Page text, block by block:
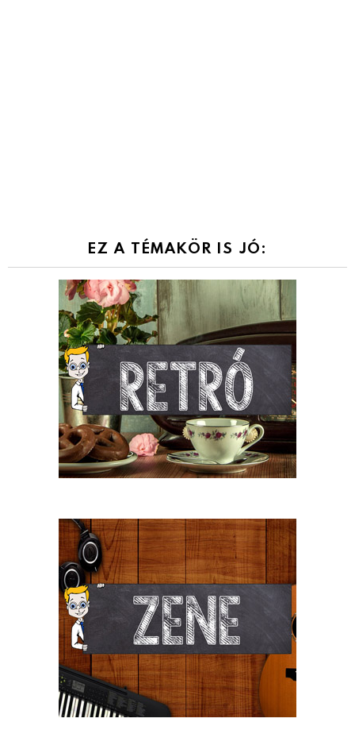
EZ A TÉMAKÖR IS JÓ: